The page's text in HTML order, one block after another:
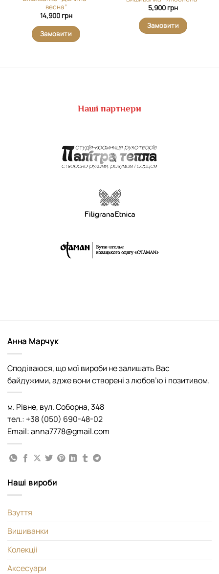
весна”
14,900 грн
Замовити
5,900 грн
Замовити
Наші партнери
Анна Марчук
Сподіваюся, що мої вироби не залишать Вас
байдужими, адже вони створені з любов’ю і позитивом.
м. Рівне, вул. Соборна, 348
тел.: +38 (050) 690-48-02
Email: anna7778@gmail.com
Наші вироби
Взуття
Вишиванки
Колекціі
Аксесуари